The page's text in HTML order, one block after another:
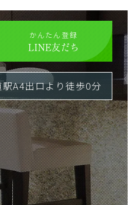
かんたん登録
LINE友だち
A4出口より徒歩0分